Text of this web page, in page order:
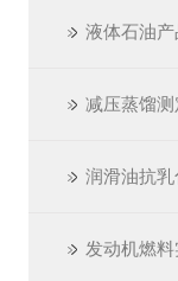
液体石油
减压蒸馏测
润滑油抗
发动机燃